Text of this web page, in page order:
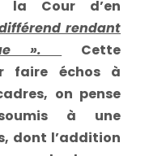
la Cour d’en
rendant
».
Cette
faire échos à
on pense
à une
dont l’addition